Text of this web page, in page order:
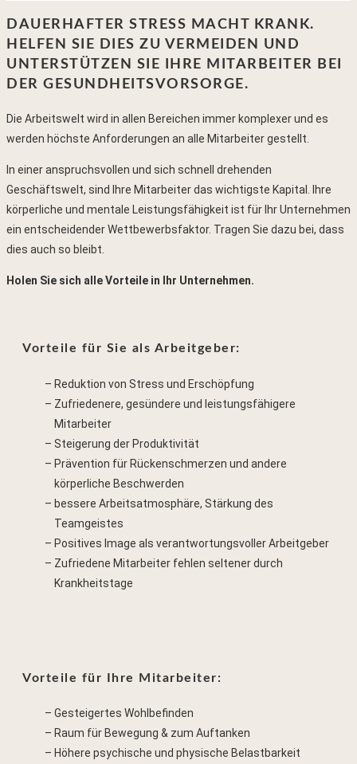
DAUERHAFTER STRESS MACHT KRANK.
HELFEN SIE DIES ZU VERMEIDEN UND
UNTERSTÜTZEN SIE IHRE MITARBEITER BEI
DER GESUNDHEITSVORSORGE.
Die Arbeitswelt wird in allen Bereichen immer komplexer und es
werden höchste Anforderungen an alle Mitarbeiter gestellt.
In einer anspruchsvollen und sich schnell drehenden
Geschäftswelt, sind Ihre Mitarbeiter das wichtigste Kapital. Ihre
körperliche und mentale Leistungsfähigkeit ist für Ihr Unternehmen
ein entscheidender Wettbewerbsfaktor. Tragen Sie dazu bei, dass
dies auch so bleibt.
Holen Sie sich alle Vorteile in Ihr Unternehmen.
Vorteile für Sie als Arbeitgeber:
Reduktion von Stress und Erschöpfung
Zufriedenere, gesündere und leistungsfähigere
Mitarbeiter
Steigerung der Produktivität
Prävention für Rückenschmerzen und andere
körperliche Beschwerden
bessere Arbeitsatmosphäre, Stärkung des
Teamgeistes
Positives Image als verantwortungsvoller Arbeitgeber
Zufriedene Mitarbeiter fehlen seltener durch
Krankheitstage
Vorteile für Ihre Mitarbeiter:
Gesteigertes Wohlbefinden
Raum für Bewegung & zum Auftanken
Höhere psychische und physische Belastbarkeit